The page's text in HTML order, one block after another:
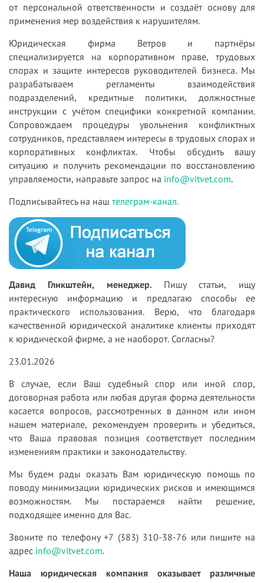
от персональной ответственности и создаёт основу для
применения мер воздействия к нарушителям.
Юридическая фирма Ветров и партнёры
специализируется на корпоративном праве, трудовых
спорах и защите интересов руководителей бизнеса. Мы
разрабатываем регламенты взаимодействия
подразделений, кредитные политики, должностные
инструкции с учётом специфики конкретной компании.
Сопровождаем процедуры увольнения конфликтных
сотрудников, представляем интересы в трудовых спорах и
корпоративных конфликтах. Чтобы обсудить вашу
ситуацию и получить рекомендации по восстановлению
управляемости, направьте запрос на info@vitvet.com.
Подписывайтесь на наш телеграм-канал.
Давид Гликштейн, менеджер. Пишу статьи, ищу
интересную информацию и предлагаю способы ее
практического использования. Верю, что благодаря
качественной юридической аналитике клиенты приходят
к юридической фирме, а не наоборот. Согласны?
23.01.2026
В случае, если Ваш судебный спор или иной спор,
договорная работа или любая другая форма деятельности
касается вопросов, рассмотренных в данном или ином
нашем материале, рекомендуем проверить и убедиться,
что Ваша правовая позиция соответствует последним
изменениям практики и законодательству.
Мы будем рады оказать Вам юридическую помощь по
поводу минимизации юридических рисков и имеющимся
возможностям. Мы постараемся найти решение,
подходящее именно для Вас.
Звоните по телефону +7 (383) 310-38-76 или пишите на
адрес info@vitvet.com.
Наша юридическая компания оказывает различные